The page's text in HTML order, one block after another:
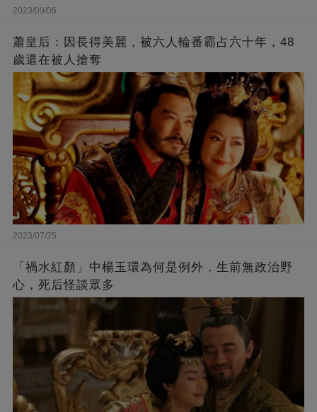
2023/09/06
蕭皇后：因長得美麗，被六人輪番霸占六十年，48
歲還在被人搶奪
2023/07/25
「禍水紅顏」中楊玉環為何是例外，生前無政治野
心，死后怪談眾多